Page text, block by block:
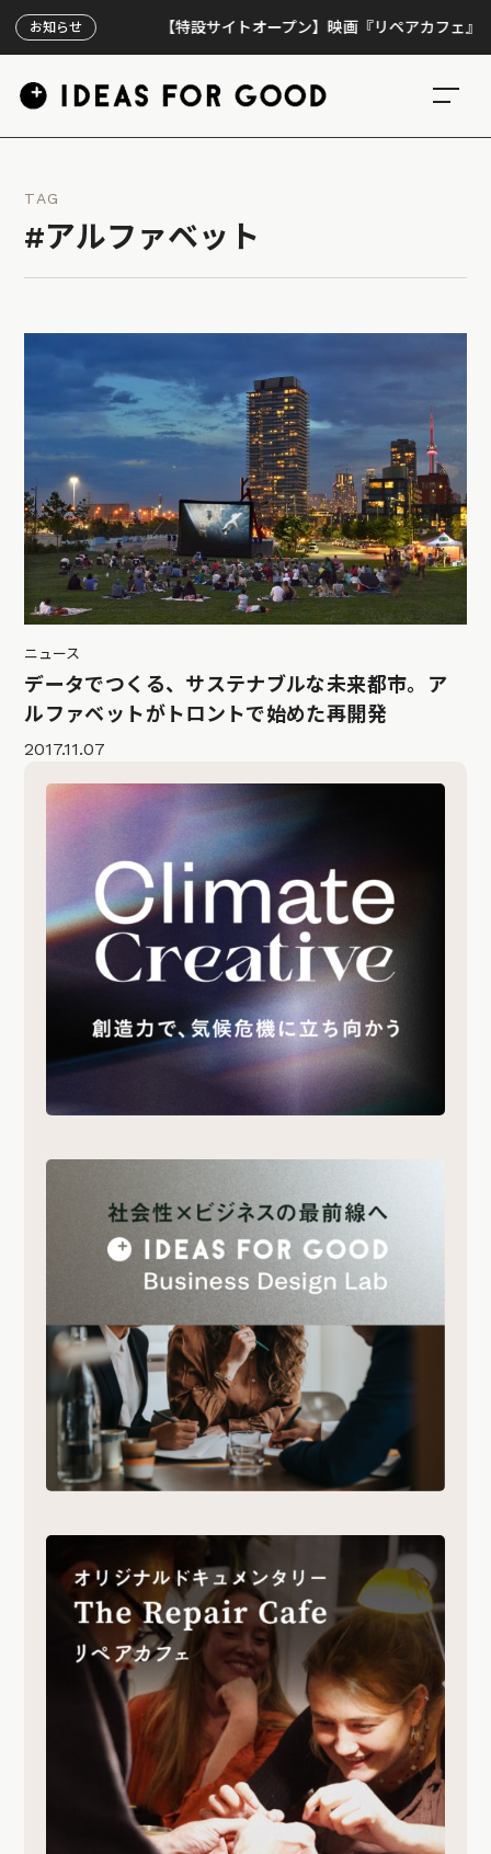
お知らせ 【特設サイトオープン】映画『リペアカフェ』、上
TAG
#アルファベット
ニュース
データでつくる、サステナブルな未来都市。ア
ルファベットがトロントで始めた再開発
2017.11.07